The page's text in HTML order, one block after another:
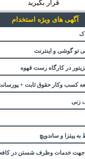
آگهی های ویژه استخدام
تو گوشی و اینترنت
در کارگاه رست قهوه
کسب وکار حقوق ثابت + پورسانت
زنی
پیتزا و ساندویچ
جهت خدمات وظرف شستن در کافه